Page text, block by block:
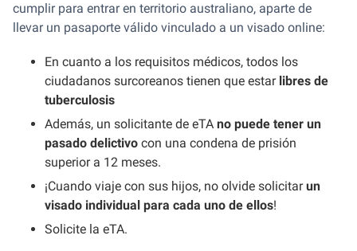
cumplir para entrar en territorio australiano, aparte de
llevar un pasaporte válido vinculado a un visado online:
En cuanto a los requisitos médicos, todos los
ciudadanos surcoreanos tienen que estar libres de
tuberculosis
Además, un solicitante de eTA no puede tener un
pasado delictivo con una condena de prisión
superior a 12 meses.
¡Cuando viaje con sus hijos, no olvide solicitarun
visado individual para cada uno de ellos!
Solicite la eTA.